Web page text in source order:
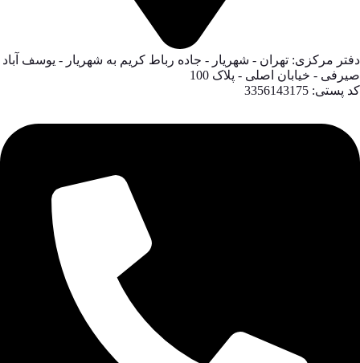
دفتر مرکزی: تهران - شهریار - جاده رباط کریم به شهریار - یوسف آباد
صیرفی - خیابان اصلی - پلاک 100
کد پستی: 3356143175